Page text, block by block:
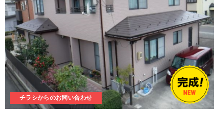
チラシからのお問い合わせ